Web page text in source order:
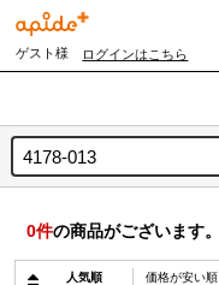
ゲスト様 ログインはこちら
0件の商品がございます。
人気順 価格が安い順